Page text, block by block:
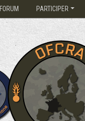
FORUM PARTICIPER